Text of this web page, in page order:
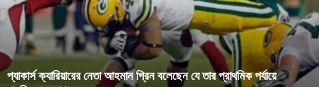
প্যাকার্স ক্যারিয়ারের নেতা আহমান গ্রিন বলেছেন যে তার প্রাথমিক পর্যায়ে